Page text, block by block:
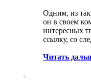
Одним, из
он в своем
интересных
ссылку, со
Читать